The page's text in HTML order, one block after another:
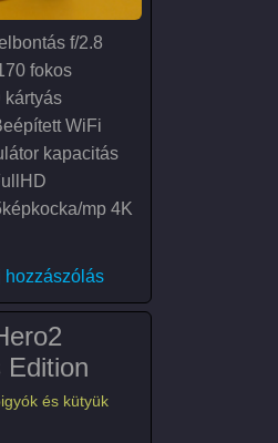
f/2.8
fokos
kártyás
WiFi
kapacitás
mp 4K
Hero3 Motorsports Black Edition)
hozzászólás
Edition
és kütyük